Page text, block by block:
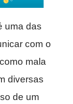
uma das
com o
mala
diversas
de um